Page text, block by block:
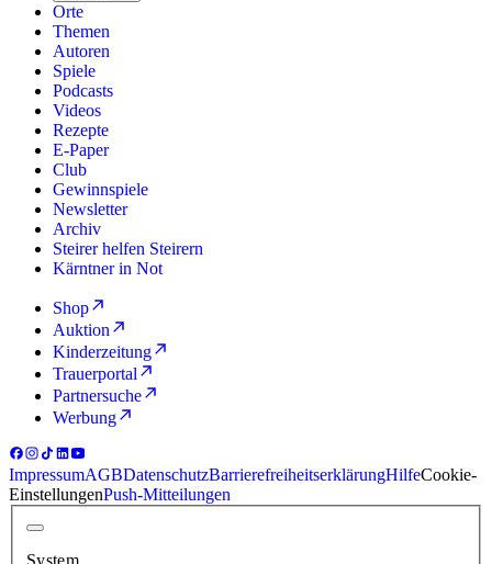
Orte
Themen
Autoren
Spiele
Podcasts
Videos
Rezepte
E-Paper
Club
Gewinnspiele
Newsletter
Archiv
Steirer helfen Steirern
Kärntner in Not
Shop
Auktion
Kinderzeitung
Trauerportal
Partnersuche
Werbung
ImpressumAGBDatenschutzBarrierefreiheitserklärungHilfeCookie-
EinstellungenPush-Mitteilungen